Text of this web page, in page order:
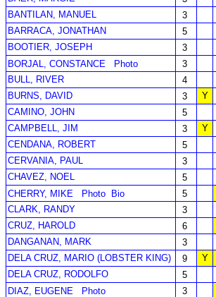
BANTILAN, MANUEL
3
BARRACA, JONATHAN
5
BOOTIER, JOSEPH
3
BORJAL, CONSTANCE
Photo 3
BULL, RIVER
4
BURNS, DAVID
3
Y
CAMINO, JOHN
5
CAMPBELL, JIM
3
Y
CENDANA, ROBERT
5
CERVANIA, PAUL
3
CHAVEZ, NOEL
5
CHERRY, MIKE
Photo Bio 5
CLARK, RANDY
3
CRUZ, HAROLD
6
DANGANAN, MARK
3
DELA CRUZ, MARIO (LOBSTER KING)
9 Y
DELA CRUZ, RODOLFO
5
DIAZ, EUGENE
Photo 3